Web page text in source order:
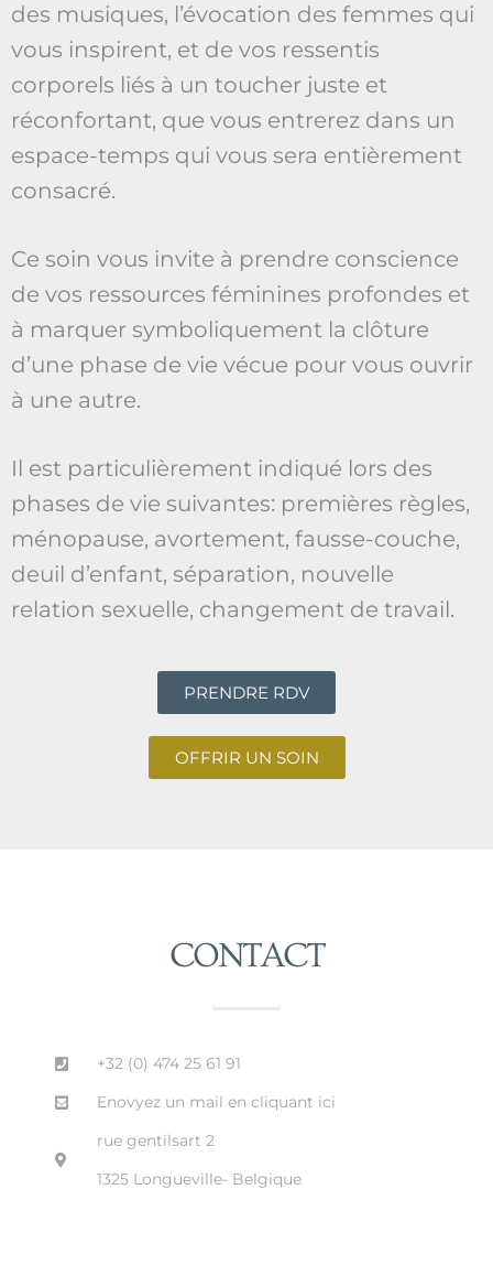
des musiques, l’évocation des femmes qui
vous inspirent, et de vos ressentis
corporels liés à un toucher juste et
réconfortant, que vous entrerez dans un
espace-temps qui vous sera entièrement
consacré.
Ce soin vous invite à prendre conscience
de vos ressources féminines profondes et
à marquer symboliquement la clôture
d’une phase de vie vécue pour vous ouvrir
à une autre.
Il est particulièrement indiqué lors des
phases de vie suivantes: premières règles,
ménopause, avortement, fausse-couche,
deuil d’enfant, séparation, nouvelle
relation sexuelle, changement de travail.
PRENDRE RDV
OFFRIR UN SOIN
CONTACT
+32 (0) 474 25 61 91
Enovyez un mail en cliquant ici
rue gentilsart 2
1325 Longueville- Belgique